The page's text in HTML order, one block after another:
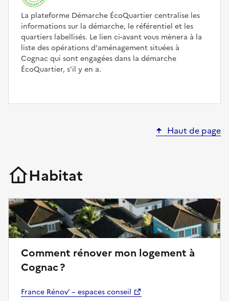
La plateforme Démarche ÉcoQuartier centralise les
informations sur la démarche, le référentiel et les
quartiers labellisés. Le lien ci-avant vous mènera à la
liste des opérations d'aménagement situées à
Cognac qui sont engagées dans la démarche
ÉcoQuartier, s'il y en a.
Haut de page
Habitat
Comment rénover mon logement à
Cognac ?
France Rénov’ – espaces conseil